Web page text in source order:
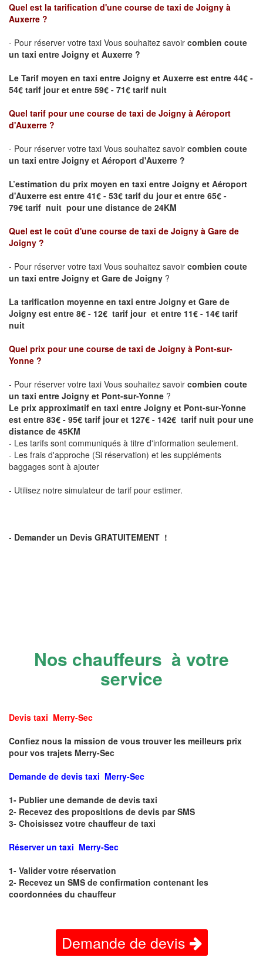
Quel est la tarification d'une course de taxi de Joigny à
Auxerre ?
- Pour réserver votre taxi Vous souhaitez savoir combien coute
un taxi entre Joigny et Auxerre ?
Le Tarif moyen en taxi entre Joigny et Auxerre est entre 44€ -
54€ tarif jour et entre 59€ - 71€ tarif nuit
Quel tarif pour une course de taxi de Joigny à Aéroport
d'Auxerre ?
- Pour réserver votre taxi Vous souhaitez savoir combien coute
un taxi entre Joigny et Aéroport d'Auxerre ?
L’estimation du prix moyen en taxi entre Joigny et Aéroport
d'Auxerre est entre 41€ - 53€ tarif du jour et entre 65€ -
79€ tarif nuit pour une distance de 24KM
Quel est le coût d'une course de taxi de Joigny à Gare de
Joigny ?
- Pour réserver votre taxi Vous souhaitez savoir combien coute
un taxi entre Joigny et Gare de Joigny ?
La tarification moyenne en taxi entre Joigny et Gare de
Joigny est entre 8€ - 12€ tarif jour et entre 11€ - 14€ tarif
nuit
Quel prix pour une course de taxi de Joigny à Pont-sur-
Yonne ?
- Pour réserver votre taxi Vous souhaitez savoir combien coute
un taxi entre Joigny et Pont-sur-Yonne ?
Le prix approximatif en taxi entre Joigny et Pont-sur-Yonne
est entre 83€ - 95€ tarif jour et 127€ - 142€ tarif nuit pour une
distance de 45KM
- Les tarifs sont communiqués à titre d'information seulement.
- Les frais d'approche (Si réservation) et les suppléments
baggages sont à ajouter
- Utilisez notre simulateur de tarif pour estimer.
- Demander un Devis GRATUITEMENT !
Nos chauffeurs à votre
service
Devis taxi Merry-Sec
Confiez nous la mission de vous trouver les meilleurs prix
pour vos trajets Merry-Sec
Demande de devis taxi Merry-Sec
1- Publier une demande de devis taxi
2- Recevez des propositions de devis par SMS
3- Choisissez votre chauffeur de taxi
Réserver un taxi Merry-Sec
1- Valider votre réservation
2- Recevez un SMS de confirmation contenant les
coordonnées du chauffeur
Demande de devis